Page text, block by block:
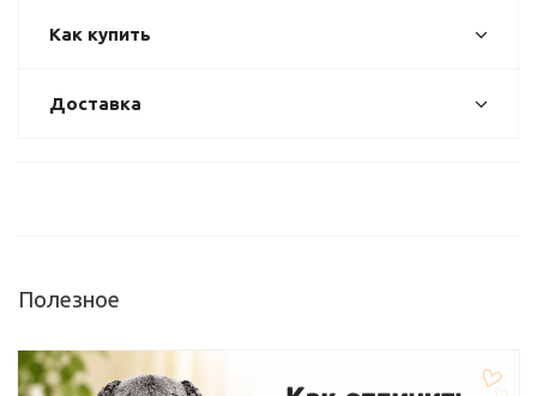
Как купить
Доставка
Полезное